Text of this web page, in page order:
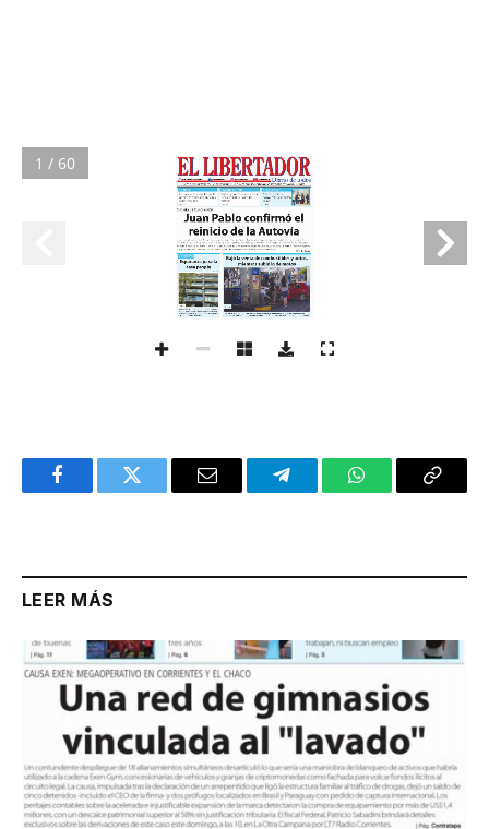
1 / 60
FacebookTwitter Email TelegramWhatsAppCopy
LEER MÁS